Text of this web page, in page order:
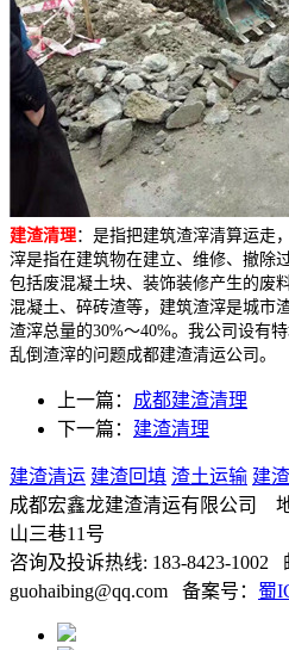
建渣清理：是指把建筑渣滓清算运走
滓是指在建筑物在建立、维修、撤除
包括废混凝土块、装饰装修产生的废
混凝土、碎砖渣等，建筑渣滓是城市
渣滓总量的30%～40%。我公司设有
乱倒渣滓的问题成都建渣清运公司。
上一篇： 成都建渣清理
下一篇： 建渣清理
建渣清运 建渣回填 渣土运输 建
成都宏鑫龙建渣清运有限公司
山三巷11号
咨询及投诉热线: 183-8423-1002
guohaibing@qq.com 备案号： 蜀